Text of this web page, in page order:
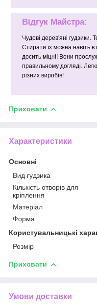
Відгук Майстра:
Чудові дерев'яні гудзики.
Стирати їх можна навіть в
досить міцні! Вони
правильному догляді.
різних виробів!
Приховати
Характеристики
Основні
Вид гудзика
Кількість отворів для
кріплення
Матеріал
Форма
Користувальницькі
Розмір
Приховати
Умови доставки